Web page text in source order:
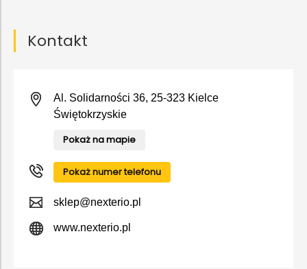
Kontakt
Al. Solidarności 36, 25-323 Kielce
Świętokrzyskie
Pokaż na mapie
Pokaż numer telefonu
sklep@nexterio.pl
www.nexterio.pl